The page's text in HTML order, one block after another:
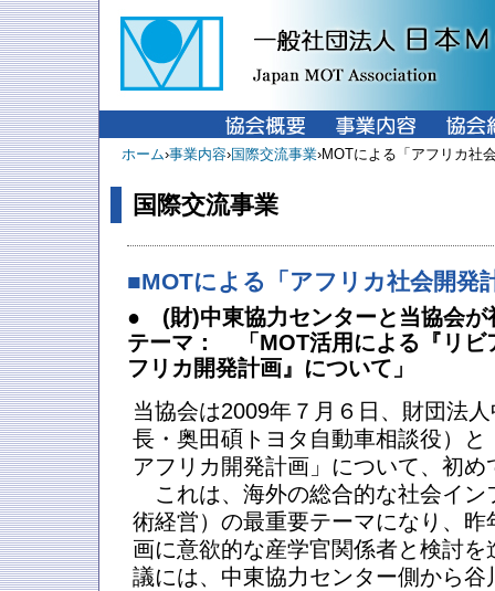
ホーム›事業内容›国際交流事業›MOTによる「アフリカ社
国際交流事業
■MOTによる「アフリカ社会開発
● (財)中東協力センターと当協会が
テーマ： 「MOT活用による『リビ
フリカ開発計画』について」
当協会は2009年７月６日、財団法
長・奥田碩トヨタ自動車相談役）
アフリカ開発計画」について、初
これは、海外の総合的な社会イン
術経営）の最重要テーマになり、
画に意欲的な産学官関係者と検討
議には、中東協力センター側から